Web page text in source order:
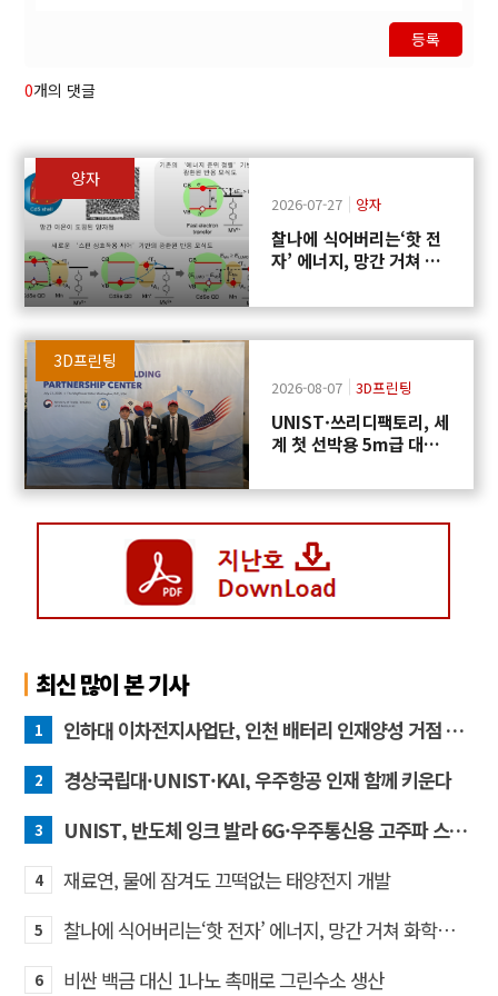
등록
0개의 댓글
양자
2026-07-27 양자
찰나에 식어버리는‘핫 전
자’ 에너지, 망간 거쳐 화
3D프린팅
2026-08-07 3D프린팅
UNIST·쓰리디팩토리, 세
계 첫 선박용 5m급 대형
최신 많이 본 기사
1 인하대 이차전지사업단, 인천 배터리 인재양성 거점 역할 강화
2 경상국립대·UNIST·KAI, 우주항공 인재 함께 키운다
3 UNIST, 반도체 잉크 발라 6G·우주통신용 고주파 스위치 만든다
4 재료연, 물에 잠겨도 끄떡없는 태양전지 개발
5 찰나에 식어버리는‘핫 전자’ 에너지, 망간 거쳐 화학반응에 쓴다
6 비싼 백금 대신 1나노 촉매로 그린수소 생산